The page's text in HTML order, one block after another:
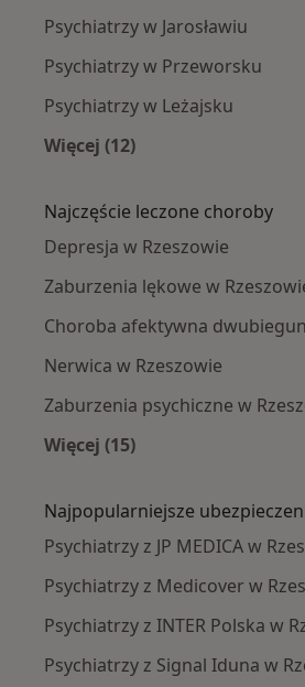
Psychiatrzy w Jarosławiu
Psychiatrzy w Przeworsku
Psychiatrzy w Leżajsku
Więcej (12)
Najczęście leczone choroby
Depresja w Rzeszowie
Zaburzenia lękowe w
Choroba afektywna
Nerwica w Rzeszowie
Zaburzenia psychiczne w
Więcej (15)
Najpopularniejsze
Psychiatrzy z JP MEDICA w
Psychiatrzy z Medicover w
Psychiatrzy z INTER Polska w
Psychiatrzy z Signal Iduna w